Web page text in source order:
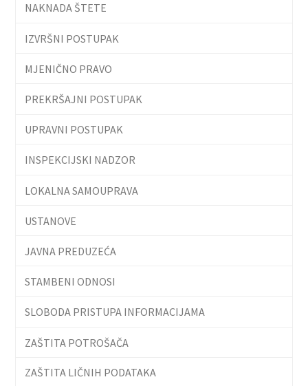
NAKNADA ŠTETE
IZVRŠNI POSTUPAK
MJENIČNO PRAVO
PREKRŠAJNI POSTUPAK
UPRAVNI POSTUPAK
INSPEKCIJSKI NADZOR
LOKALNA SAMOUPRAVA
USTANOVE
JAVNA PREDUZEĆA
STAMBENI ODNOSI
SLOBODA PRISTUPA INFORMACIJAMA
ZAŠTITA POTROŠAČA
ZAŠTITA LIČNIH PODATAKA